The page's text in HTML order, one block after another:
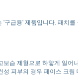
구급용' 제품입니다. 패치
습 제형으로 하얗게 일
피부의 경우 페이스 크림